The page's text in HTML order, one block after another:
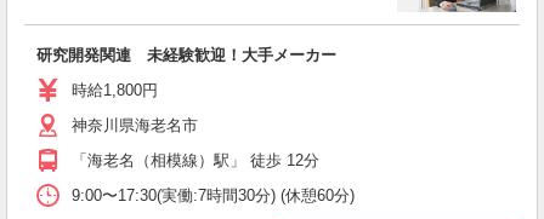
研究開発関連 未経験歓迎！大手メーカー
時給1,800円
神奈川県海老名市
「海老名（相模線）駅」 徒歩 12分
9:00〜17:30(実働:7時間30分) (休憩60分)